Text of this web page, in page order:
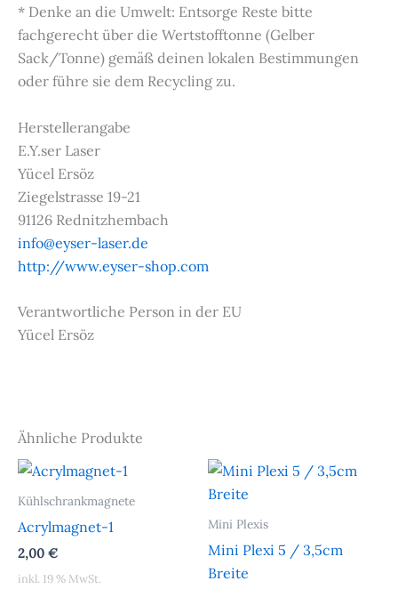
* Denke an die Umwelt: Entsorge Reste bitte
fachgerecht über die Wertstofftonne (Gelber
Sack/Tonne) gemäß deinen lokalen Bestimmungen
oder führe sie dem Recycling zu.
Herstellerangabe
E.Y.ser Laser
Yücel Ersöz
Ziegelstrasse 19-21
91126 Rednitzhembach
info@eyser-laser.de
http://www.eyser-shop.com
Verantwortliche Person in der EU
Yücel Ersöz
Ähnliche Produkte
Kühlschrankmagnete
Acrylmagnet-1
2,00 €
inkl. 19 % MwSt.
Mini Plexis
Mini Plexi 5 / 3,5cm
Breite